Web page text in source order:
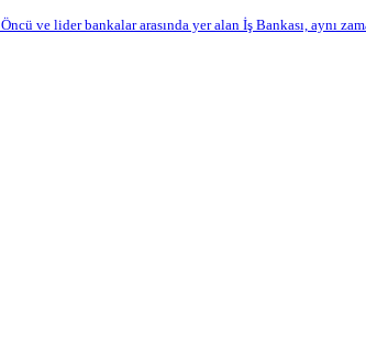
Öncü ve lider bankalar arasında yer alan İş Bankası, aynı